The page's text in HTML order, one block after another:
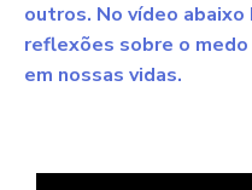
outros. No vídeo
reflexões sobre o
em nossas vidas.